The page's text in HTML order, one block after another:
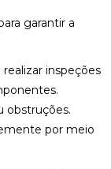
garantir a
inspeções
obstruções.
por meio